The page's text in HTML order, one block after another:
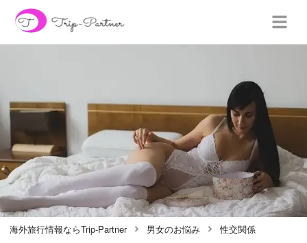
海外旅行情報ならTrip-Partner 男女のお悩み 性交関係